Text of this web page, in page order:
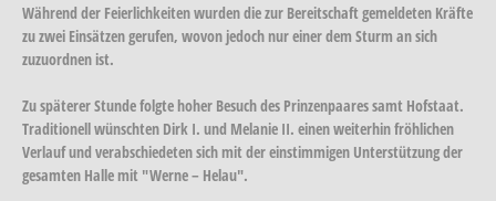
Während der Feierlichkeiten wurden die zur Bereitschaft gemeldeten Kräfte
zu zwei Einsätzen gerufen, wovon jedoch nur einer dem Sturm an sich
zuzuordnen ist.
Zu späterer Stunde folgte hoher Besuch des Prinzenpaares samt Hofstaat.
Traditionell wünschten Dirk I. und Melanie II. einen weiterhin fröhlichen
Verlauf und verabschiedeten sich mit der einstimmigen Unterstützung der
gesamten Halle mit "Werne – Helau".